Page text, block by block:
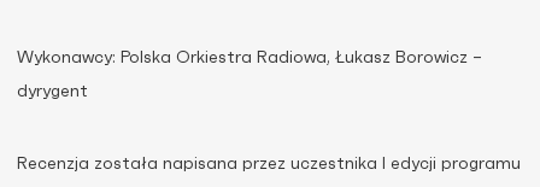
Wykonawcy: Polska Orkiestra Radiowa, Łukasz Borowicz –
dyrygent
Recenzja została napisana przez uczestnika I edycji programu